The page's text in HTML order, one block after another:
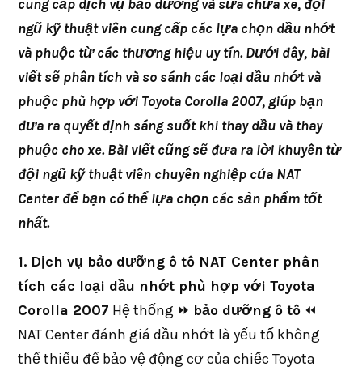
cung cấp dịch vụ bảo dưỡng và sửa chữa xe, đội
ngũ kỹ thuật viên cung cấp các lựa chọn dầu nhớt
và phuộc từ các thương hiệu uy tín. Dưới đây, bài
viết sẽ phân tích và so sánh các loại dầu nhớt và
phuộc phù hợp với Toyota Corolla 2007, giúp bạn
đưa ra quyết định sáng suốt khi thay dầu và thay
phuộc cho xe. Bài viết cũng sẽ đưa ra lời khuyên từ
đội ngũ kỹ thuật viên chuyên nghiệp của NAT
Center để bạn có thể lựa chọn các sản phẩm tốt
nhất.
1. Dịch vụ bảo dưỡng ô tô NAT Center phân
tích các loại dầu nhớt phù hợp với Toyota
Corolla 2007 Hệ thống ⏩ bảo dưỡng ô tô ⏪
NAT Center đánh giá dầu nhớt là yếu tố không
thể thiếu để bảo vệ động cơ của chiếc Toyota